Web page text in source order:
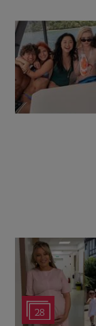
28